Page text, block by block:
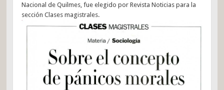
Nacional de Quilmes, fue elegido por Revista Noticias para la
sección Clases magistrales.